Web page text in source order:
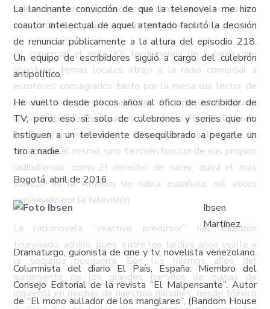
indeseables ideas agitadoras del clima social y vetado en
varias ocasiones por el capitán general español.
Al comenzar el siglo XX, la demanda de autores que
abordaran temas locales atrajo a la radio comercial a
escritores consagrados tanto por la mesa del lector de
tabaco como por la literatura “de tapa dura”. Figuras
como Félix Pita Rodríguez y el inefable Félix B. Caignet.
Dueño de una hermosa voz, Caignet fue no solo lector de
tabaquería él mismo, sino también locutor de sus propios
radiodramas, como El derecho de nacer, quizá el más
exitoso en la América de habla española, mil veces
versionado por la televisión.
La radionovela, “reactivo precursor” del culebrón
televisado, advino, pues, entre los tardíos años veinte y
la segunda posguerra. Son los mismos años del
surgimiento de los grandes partidos de masas de
izquierda en muchas de nuestras naciones, desde México
La lancinante convicción de que la telenovela me hizo
coautor intelectual de aquel atentado facilitó la decisión
de renunciar públicamente a la altura del episodio 218.
Un equipo de escribidores siguió a cargo del culebrón
antipolítico.
He vuelto desde pocos años al oficio de escribidor de
TV, pero, eso sí: solo de culebrones y series que no
instiguen a un televidente desequilibrado a pegarle un
tiro a nadie.
Bogotá, abril de 2016
Ibsen
Martínez.
Dramaturgo, guionista de cine y tv, novelista venezolano.
Columnista del diario El País, España. Miembro del
Consejo Editorial de la revista “El Malpensante”. Autor
de “El mono aullador de los manglares”, (Random House